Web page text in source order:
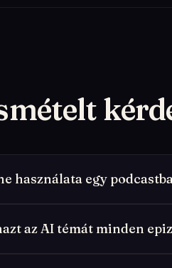
használata egy
az AI témát minden